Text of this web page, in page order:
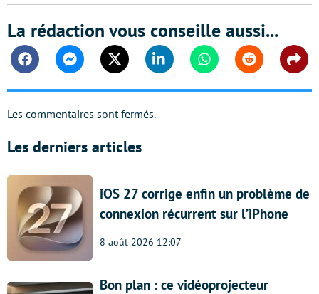
La rédaction vous conseille aussi...
FacebookMessengerTwitter Linkedin WhatsappReddit
Les commentaires sont fermés.
Les derniers articles
iOS 27 corrige enfin un problème de
connexion récurrent sur l’iPhone
8 août 2026 12:07
Bon plan : ce vidéoprojecteur